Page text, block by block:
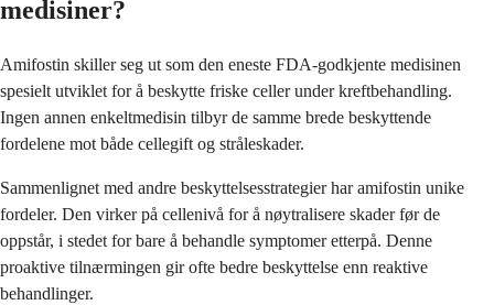
medisiner?
Amifostin skiller seg ut som den eneste FDA-godkjente medisinen
spesielt utviklet for å beskytte friske celler under kreftbehandling.
Ingen annen enkeltmedisin tilbyr de samme brede beskyttende
fordelene mot både cellegift og stråleskader.
Sammenlignet med andre beskyttelsesstrategier har amifostin unike
fordeler. Den virker på cellenivå for å nøytralisere skader før de
oppstår, i stedet for bare å behandle symptomer etterpå. Denne
proaktive tilnærmingen gir ofte bedre beskyttelse enn reaktive
behandlinger.